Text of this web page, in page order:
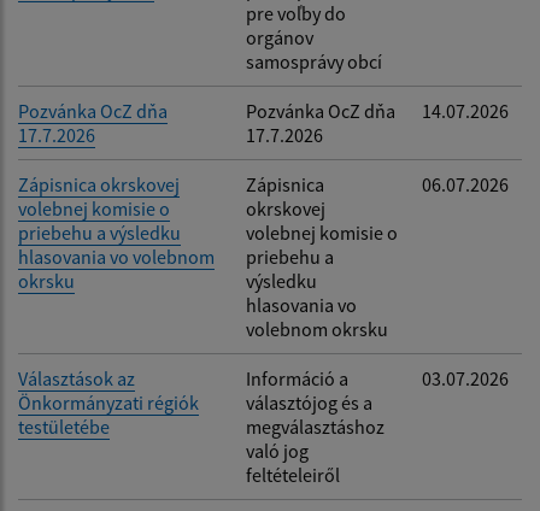
pre voľby do
orgánov
samosprávy obcí
Pozvánka OcZ dňa
17.7.2026
Pozvánka OcZ dňa
17.7.2026
14.07.2026
Zápisnica okrskovej
volebnej komisie o
priebehu a výsledku
hlasovania vo volebnom
okrsku
Zápisnica
okrskovej
volebnej komisie o
priebehu a
výsledku
hlasovania vo
volebnom okrsku
06.07.2026
Választások az
Önkormányzati régiók
testületébe
Információ a
választójog és a
megválasztáshoz
való jog
feltételeiről
03.07.2026